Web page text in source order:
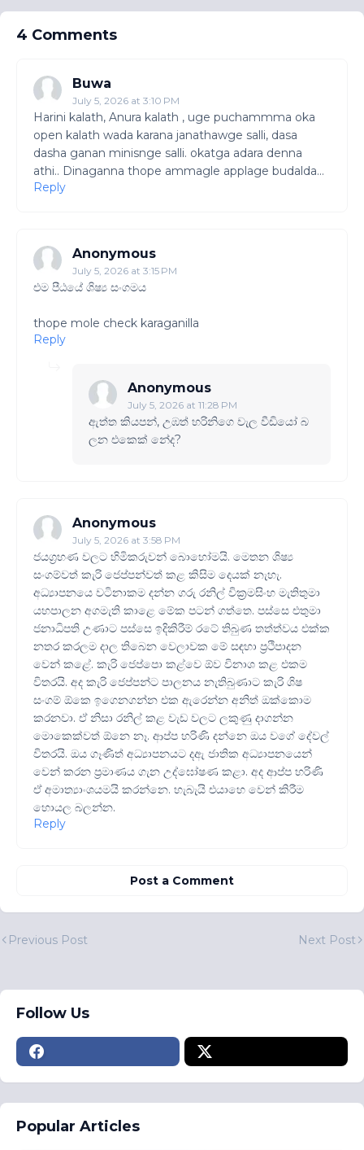
4 Comments
Buwa
July 5, 2026 at 3:10 PM
Harini kalath, Anura kalath , uge puchammma oka
open kalath wada karana janathawge salli, dasa
dasha ganan minisnge salli. okatga adara denna
athi.. Dinaganna thope ammagle applage budalda...
Reply
Anonymous
July 5, 2026 at 3:15 PM
එම පීඨයේ ශිෂ්‍ය සංගමය
thope mole check karaganilla
Reply
Anonymous
July 5, 2026 at 11:28 PM
ඇත්ත කියපන්, උඹත් හරිනිගෙ වැල වීඩියෝ බ
ලන එකෙක් නේද?
Anonymous
July 5, 2026 at 3:58 PM
ජයග්‍රහණ වලට හිමිකරුවන් බොහෝමයි. මෙතන ශිෂ්‍ය
සංගම්වත් කැරි ජෙප්පන්වත් කළ කිසිම දෙයක් නැහැ.
අධ්‍යාපනයෙ වටිනාකම දන්න ගරු රනිල් වික්‍රමසිංහ මැතිතුමා
යහපාලන අගමැති කාළෙ මේක පටන් ගත්තෙ. පස්සෙ එතුමා
ජනාධිපති උණාට පස්සෙ ඉදිකිරීම් රටේ තිබුණ තත්ත්වය එක්ක
නතර කරලම දාල තිබෙන වෙලාවක මේ සඳහා ප්‍රථිපාදන
වෙන් කළේ. කැරි ජෙප්පො කළ්වෙ ඕව විනාශ කළ එකම
විතරයි. අද කැරි ජෙප්පන්ට පාලනය නැතිබුණාට කැරි ශිෂ
සංගම් ඕකෙ ඉගෙනගන්න එක ඇරෙන්න අනිත් ඔක්කොම
කරනවා. ඒ නිසා රනිල් කළ වැඩ වලට ලකුණු දාගන්න
මොකෙක්වත් ඕනෙ නෑ. ආප්ප හරිණි දන්නෙ ඔය වගේ දේවල්
විතරයි. ඔය ගෑණිත් අධ්‍යාපනයට දඇ ජාතික අධ්‍යාපනයෙන්
වෙන් කරන ප්‍රමාණය ගැන උද්ඝෝෂණ කළා. අද ආප්ප හරිණි
ඒ අමාත්‍යාංශයමයි කරන්නෙ. හැබැයි එයාහෙ වෙන් කිරීම
හොයල බලන්න.
Reply
Post a Comment
Previous Post Next Post
Follow Us
Popular Articles